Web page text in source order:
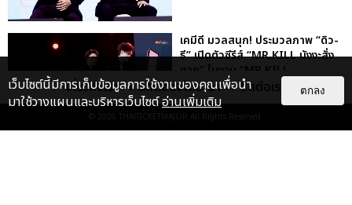
เคมีดี มวลสนุก! ประมวลภาพ “ดิว-
ธี” เปิดตัวซีรีส์ “MR.KILL มังงะสั่ง
ตาย” ในงาน “MR.KILL...
EXCLUSIVE : 14
เกี่ยวกับเรา ติดต่อลงโฆษณา ติดต่อเรา
© 2026 THAITICKETMAJOR All Rights Reserved.
เว็บไซต์นี้มีการเก็บข้อมูลการใช้งานของคุณเพื่อนำ
มาใช้วางแผนและบริหารเว็บไซต์อ่านเพิ่มเติม
ตกลง